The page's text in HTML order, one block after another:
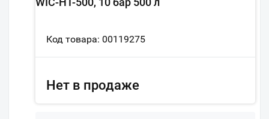
Код товара: 00119275
Нет в продаже